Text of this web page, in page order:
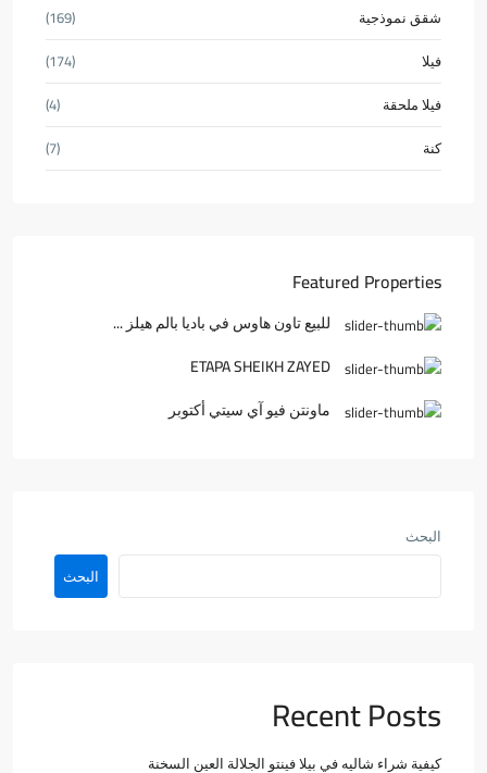
شقق نموذجية
(169)
فيلا
(174)
فيلا ملحقة
(4)
كنة
(7)
Featured Properties
للبيع تاون هاوس في باديا بالم هيلز ...
ETAPA SHEIKH ZAYED
ماونتن فيو آي سيتي أكتوبر
البحث
البحث
Recent Posts
كيفية شراء شاليه في بيلا فينتو الجلالة العين السخنة